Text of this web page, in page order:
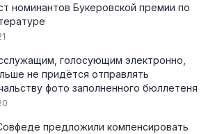
номинантов Букеровской премии по
голосующим электронно,
не придётся отправлять
фото заполненного бюллетеня
предложили компенсировать